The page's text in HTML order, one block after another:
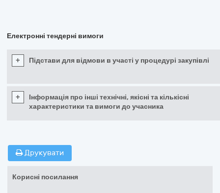
Електронні тендерні вимоги
+ Підстави для відмови в участі у процедурі закупівлі
+
Інформація про інші технічні, якісні та кількісні
характеристики та вимоги до учасника
Друкувати
Корисні посилання